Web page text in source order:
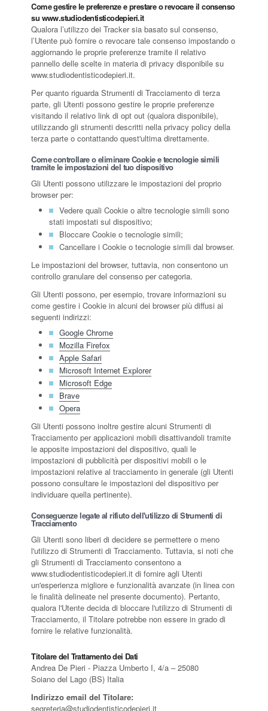
Come gestire le preferenze e prestare o revocare il consenso
su www.studiodentisticodepieri.it
Qualora l’utilizzo dei Tracker sia basato sul consenso,
l’Utente può fornire o revocare tale consenso impostando o
aggiornando le proprie preferenze tramite il relativo
pannello delle scelte in materia di privacy disponibile su
www.studiodentisticodepieri.it.
Per quanto riguarda Strumenti di Tracciamento di terza
parte, gli Utenti possono gestire le proprie preferenze
visitando il relativo link di opt out (qualora disponibile),
utilizzando gli strumenti descritti nella privacy policy della
terza parte o contattando quest'ultima direttamente.
Come controllare o eliminare Cookie e tecnologie simili
tramite le impostazioni del tuo dispositivo
Gli Utenti possono utilizzare le impostazioni del proprio
browser per:
Vedere quali Cookie o altre tecnologie simili sono
stati impostati sul dispositivo;
Bloccare Cookie o tecnologie simili;
Cancellare i Cookie o tecnologie simili dal browser.
Le impostazioni del browser, tuttavia, non consentono un
controllo granulare del consenso per categoria.
Gli Utenti possono, per esempio, trovare informazioni su
come gestire i Cookie in alcuni dei browser più diffusi ai
seguenti indirizzi:
Google Chrome
Mozilla Firefox
Apple Safari
Microsoft Internet Explorer
Microsoft Edge
Brave
Opera
Gli Utenti possono inoltre gestire alcuni Strumenti di
Tracciamento per applicazioni mobili disattivandoli tramite
le apposite impostazioni del dispositivo, quali le
impostazioni di pubblicità per dispositivi mobili o le
impostazioni relative al tracciamento in generale (gli Utenti
possono consultare le impostazioni del dispositivo per
individuare quella pertinente).
Conseguenze legate al rifiuto dell'utilizzo di Strumenti di
Tracciamento
Gli Utenti sono liberi di decidere se permettere o meno
l'utilizzo di Strumenti di Tracciamento. Tuttavia, si noti che
gli Strumenti di Tracciamento consentono a
www.studiodentisticodepieri.it di fornire agli Utenti
un'esperienza migliore e funzionalità avanzate (in linea con
le finalità delineate nel presente documento). Pertanto,
qualora l'Utente decida di bloccare l'utilizzo di Strumenti di
Tracciamento, il Titolare potrebbe non essere in grado di
fornire le relative funzionalità.
Titolare del Trattamento dei Dati
Andrea De Pieri - Piazza Umberto I, 4/a – 25080
Soiano del Lago (BS) Italia
Indirizzo email del Titolare:
segreteria@studiodentisticodepieri.it